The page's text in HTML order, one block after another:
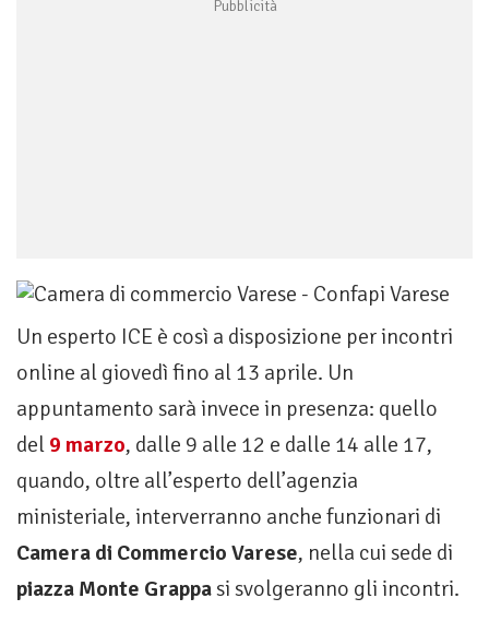
Un esperto ICE è così a disposizione per incontri
online al giovedì fino al 13 aprile. Un
appuntamento sarà invece in presenza: quello
del 9 marzo, dalle 9 alle 12 e dalle 14 alle 17,
quando, oltre all’esperto dell’agenzia
ministeriale, interverranno anche funzionari di
Camera di Commercio Varese, nella cui sede di
piazza Monte Grappasi svolgeranno gli incontri.